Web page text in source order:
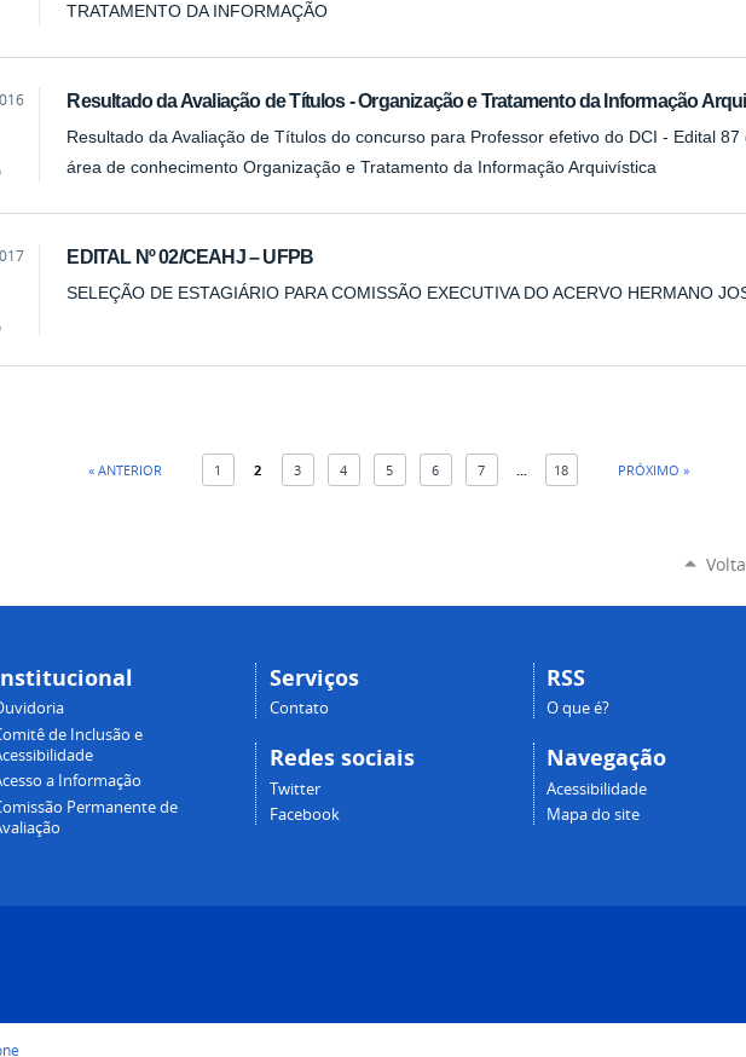
TRATAMENTO DA INFORMAÇÃO
Resultado da Avaliação de Títulos - Organização e Tratamento da Informação
Resultado da Avaliação de Títulos do concurso para Professor efetivo do DCI - Edital
área de conhecimento Organização e Tratamento da Informação Arquivística
EDITAL Nº 02/CEAHJ – UFPB
SELEÇÃO DE ESTAGIÁRIO PARA COMISSÃO EXECUTIVA DO ACERVO HERMANO
« ANTERIOR 1 2 3 4 5 6 7 ... 18 PRÓXIMO »
de Inclusão e
a Informação
Permanente de
Serviços
Contato
Redes sociais
Twitter
Facebook
RSS
O que é?
Navegação
Acessibilidade
Mapa do site